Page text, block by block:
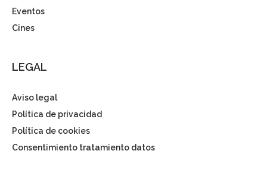
Eventos
Cines
LEGAL
Aviso legal
Política de privacidad
Política de cookies
Consentimiento tratamiento datos